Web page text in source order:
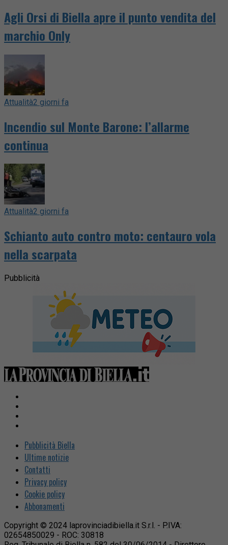
Agli Orsi di Biella apre il punto vendita del
marchio Only
Attualità2 giorni fa
Incendio sul Monte Barone: l’allarme
continua
Attualità2 giorni fa
Schianto auto contro moto: centauro vola
nella scarpata
Pubblicità
Pubblicità Biella
Ultime notizie
Contatti
Privacy policy
Cookie policy
Abbonamenti
Copyright © 2024 laprovinciadibiella.it S.r.l. - P.IVA:
02654850029 - ROC: 30818